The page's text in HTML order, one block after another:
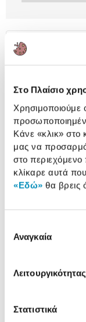
Στο Πλαίσιο
Κάνε «κλικ» στο
μας να
στο περιεχόμενο
κλίκαρε αυτά
«Εδώ» θα βρεις
συγκατάθεσης
Αναγκαία
Λειτουργικότητας
Στατιστικά
Αναλυτική
παρουσίαση
Αναλυτική
Χαρακτηριστικά
Αξιολογήσεις
Αξιολογήσεις
Κάτι μας
προϊόντα